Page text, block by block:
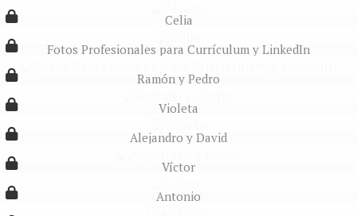
Celia
Fotos Profesionales para Currículum y LinkedIn
Ramón y Pedro
Violeta
Alejandro y David
Víctor
Antonio